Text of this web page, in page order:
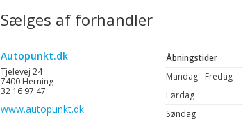
Sælges af forhandler
Autopunkt.dk
Tjelevej 24
7400 Herning
32 16 97 47
www.autopunkt.dk
Åbningstider
Mandag - Fredag
Lørdag
Søndag